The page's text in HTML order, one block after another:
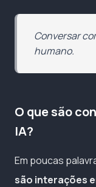
Conversar
humano.
O que são
IA?
Em poucas
são interações